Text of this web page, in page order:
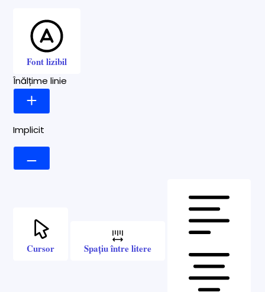
Font lizibil
Înălțime linie
Implicit
Cursor Spațiu între litere